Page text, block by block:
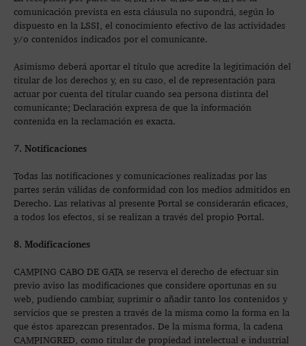
comunicación prevista en esta cláusula no supondrá, según lo
dispuesto en la LSSI, el conocimiento efectivo de las actividades
y/o contenidos indicados por el comunicante.
Asimismo deberá aportar el título que acredite la legitimación del
titular de los derechos y, en su caso, el de representación para
actuar por cuenta del titular cuando sea persona distinta del
comunicante; Declaración expresa de que la información
contenida en la reclamación es exacta.
7. Notificaciones
Todas las notificaciones y comunicaciones realizadas por las
partes serán válidas de conformidad con los medios admitidos en
Derecho. Las relativas al presente Portal se considerarán eficaces,
a todos los efectos, si se realizan a través del propio Portal.
8. Modificaciones
CAMPING CABO DE GATA se reserva el derecho de efectuar sin
previo aviso las modificaciones que considere oportunas en su
web, pudiendo cambiar, suprimir o añadir tanto los contenidos y
servicios que se presten a través de la misma como la forma en la
que éstos aparezcan presentados. De la misma forma, la cadena
CAMPINGRED, como titular de propiedad intelectual e industrial